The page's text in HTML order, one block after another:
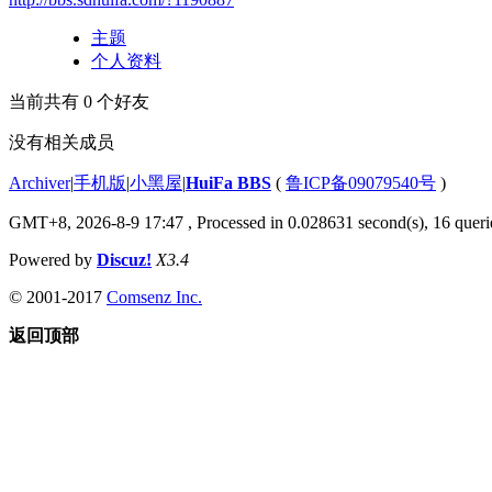
主题
个人资料
当前共有 0 个好友
没有相关成员
Archiver|手机版|小黑屋|HuiFa BBS ( 鲁ICP备09079540号 )
GMT+8, 2026-8-9 17:47 , Processed in 0.028631 second(s), 16
Powered by Discuz! X3.4
© 2001-2017 Comsenz Inc.
返回顶部